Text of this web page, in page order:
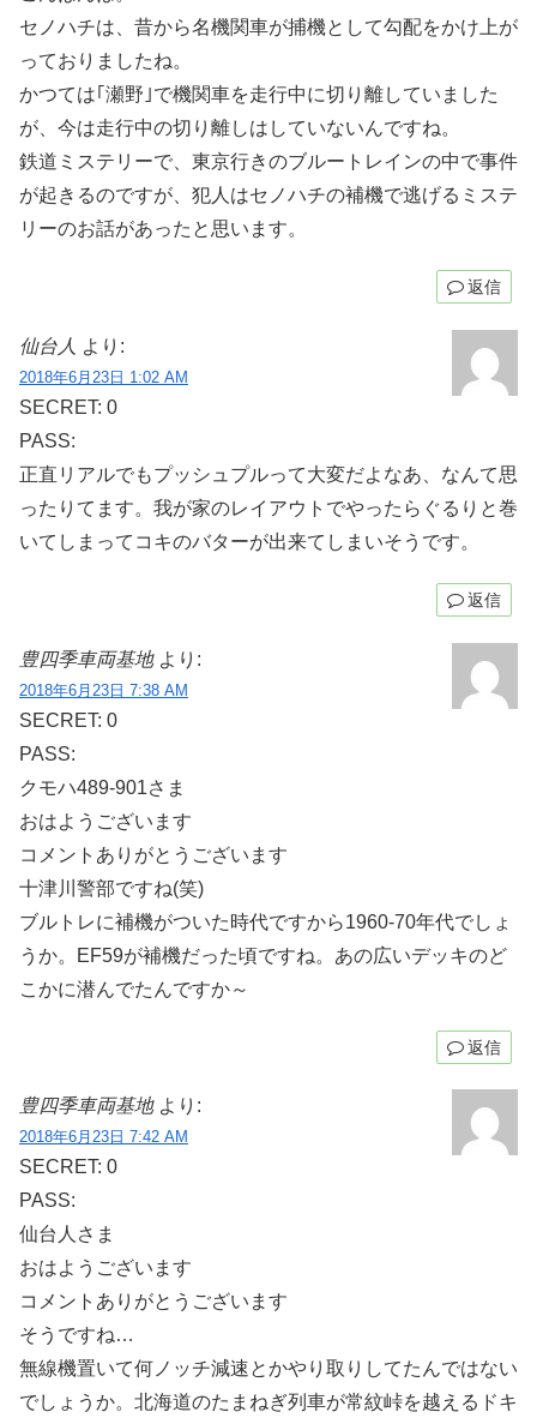
セノハチは、昔から名機関車が捕機として勾配をかけ上が
っておりましたね。
かつては｢瀬野｣で機関車を走行中に切り離していました
が、今は走行中の切り離しはしていないんですね。
鉄道ミステリーで、東京行きのブルートレインの中で事件
が起きるのですが、犯人はセノハチの補機で逃げるミステ
リーのお話があったと思います。
返信
仙台人 より:
2018年6月23日 1:02 AM
SECRET: 0
PASS:
正直リアルでもプッシュプルって大変だよなあ、なんて思
ったりてます。我が家のレイアウトでやったらぐるりと巻
いてしまってコキのバターが出来てしまいそうです。
返信
豊四季車両基地 より:
2018年6月23日 7:38 AM
SECRET: 0
PASS:
クモハ489-901さま
おはようございます
コメントありがとうございます
十津川警部ですね(笑)
ブルトレに補機がついた時代ですから1960-70年代でしょ
うか。EF59が補機だった頃ですね。あの広いデッキのど
こかに潜んでたんですか～
返信
豊四季車両基地 より:
2018年6月23日 7:42 AM
SECRET: 0
PASS:
仙台人さま
おはようございます
コメントありがとうございます
そうですね…
無線機置いて何ノッチ減速とかやり取りしてたんではない
でしょうか。北海道のたまねぎ列車が常紋峠を越えるドキ